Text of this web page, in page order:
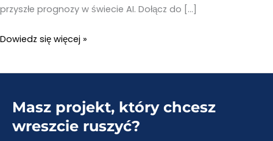
przyszłe prognozy w świecie AI. Dołącz do […]
AI
biznesie
Odkrywanie
potencjału
Dowiedz się więcej »
Masz projekt, który chcesz
wreszcie ruszyć?